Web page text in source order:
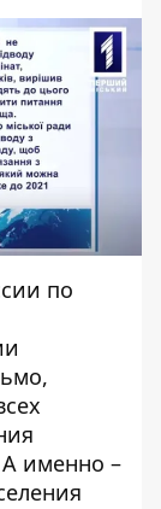
по
А именно –